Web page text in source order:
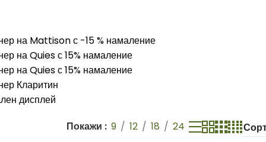
Покажи 9 12 18 24